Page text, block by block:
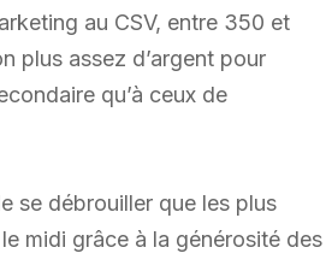
au CSV, entre 350 et
plus assez d’argent pour
qu’à ceux de
se débrouiller que les plus
midi grâce à la générosité des